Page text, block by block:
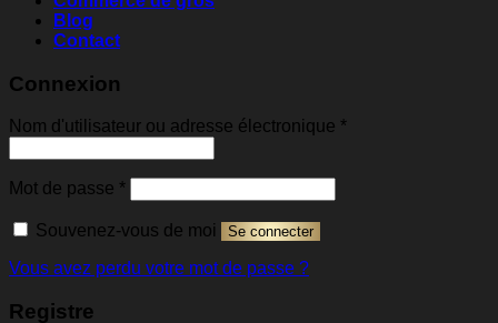
Blog
Contact
Connexion
Nom d'utilisateur ou adresse électronique *Obligatoire
Mot de passe *Obligatoire
Souvenez-vous de moi Se connecter
Vous avez perdu votre mot de passe ?
Registre